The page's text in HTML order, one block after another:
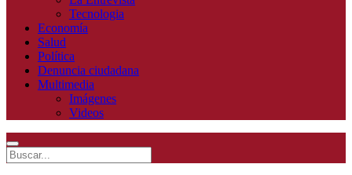
Tecnologia
Economía
Salud
Política
Denuncia ciudadana
Multimedia
Imágenes
Videos